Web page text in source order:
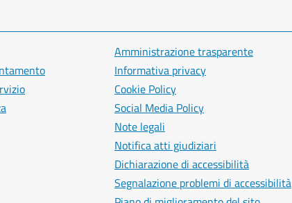
Amministrazione trasparente
Informativa privacy
Cookie Policy
Social Media Policy
Note legali
Notifica atti giudiziari
Dichiarazione di accessibilità
Segnalazione problemi di accessibilità